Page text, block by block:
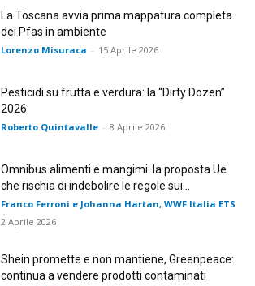
La Toscana avvia prima mappatura completa
dei Pfas in ambiente
Lorenzo Misuraca - 15 Aprile 2026
Pesticidi su frutta e verdura: la “Dirty Dozen”
2026
Roberto Quintavalle - 8 Aprile 2026
Omnibus alimenti e mangimi: la proposta Ue
che rischia di indebolire le regole sui...
Franco Ferroni e Johanna Hartan, WWF Italia ETS
-
2 Aprile 2026
Shein promette e non mantiene, Greenpeace:
continua a vendere prodotti contaminati